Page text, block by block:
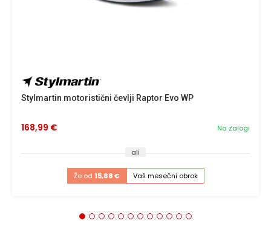
Stylmartin motoristični čevlji Raptor Evo WP
Na zalogi
168,99 €
ali
Že od 15,88 € Vaš mesečni obrok